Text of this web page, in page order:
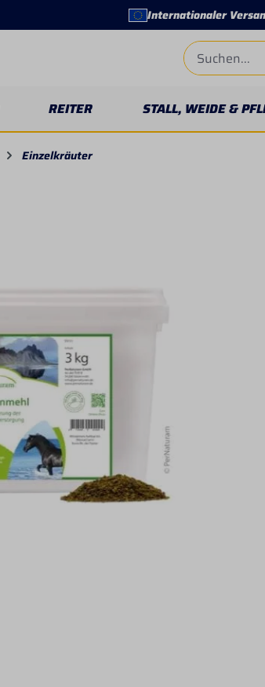
Internationaler
REITER STALL, WEIDE &
Einzelkräuter